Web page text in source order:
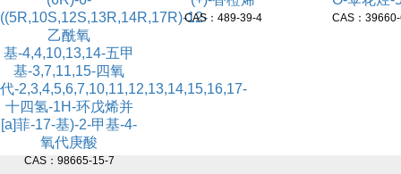
((5R,10S,12S,13R,14R,17R)-12-
乙酰氧
基-4,4,10,13,14-五甲
基-3,7,11,15-四氧
代-2,3,4,5,6,7,10,11,12,13,14,15,16,17-
十四氢-1H-环戊烯并
[a]菲-17-基)-2-甲基-4-
氧代庚酸
CAS：98665-15-7
CAS：489-39-4 CAS：